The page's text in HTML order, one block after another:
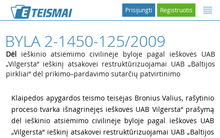
Registruotis
Prisijungti
BYLA 2-1450-125/2009
Dėl ieškinio atsiėmimo civilinėje byloje pagal ieškovės UAB
„Vilgersta“ ieškinį atsakovei restruktūrizuojamai UAB „Baltijos
pirkliai“ dėl prikimo–pardavimo sutarčių patvirtinimo
Klaipėdos apygardos teismo teisėjas Bronius Valius, rašytinio
proceso tvarka išnagrinėjęs ieškovės UAB Vilgersta“ prašymą
dėl ieškinio atsiėmimo civilinėje byloje pagal ieškovės UAB
„Vilgersta“ ieškinį atsakovei restruktūrizuojamai UAB „Baltijos